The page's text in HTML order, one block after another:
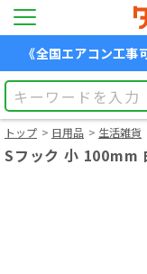
《全国エアコン工事
トップ 日用品 生活雑貨
Sフック 小 100mm